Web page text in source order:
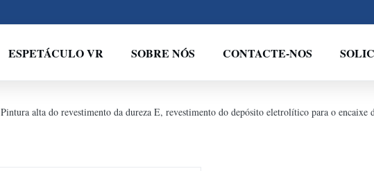
ESPETÁCULO VR SOBRE NÓS CONTACTE-NOS
Pintura alta do revestimento da dureza E, revestimento do depósito eletrolítico para o encaixe